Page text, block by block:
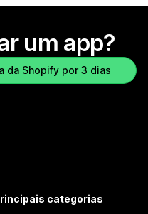
um app?
da Shopify por 3 dias
categorias